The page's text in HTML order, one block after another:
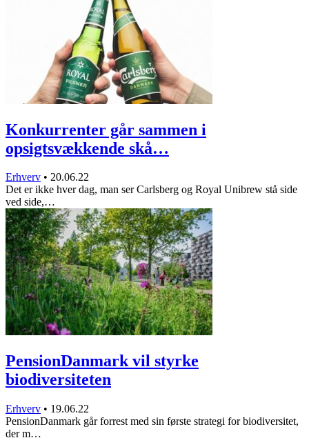
Konkurrenter går sammen i
opsigtsvækkende skå…
Erhverv • 20.06.22
Det er ikke hver dag, man ser Carlsberg og Royal Unibrew stå side
ved side,…
PensionDanmark vil styrke
biodiversiteten
Erhverv • 19.06.22
PensionDanmark går forrest med sin første strategi for biodiversitet,
der m…